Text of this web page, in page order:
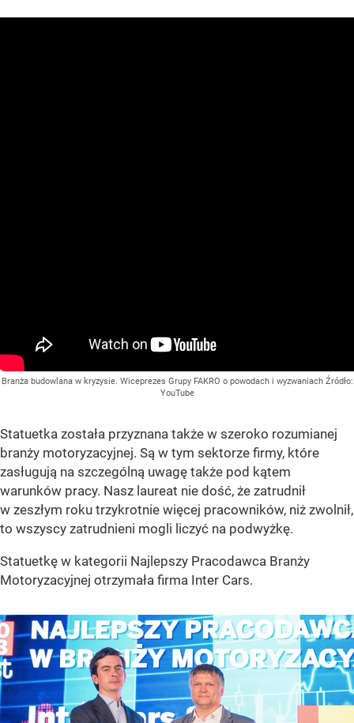
Branża budowlana w kryzysie. Wiceprezes Grupy FAKRO o powodach i wyzwaniach Źródło:
YouTube
Statuetka została przyznana także w szeroko rozumianej
branży motoryzacyjnej. Są w tym sektorze firmy, które
zasługują na szczególną uwagę także pod kątem
warunków pracy. Nasz laureat nie dość, że zatrudnił
w zeszłym roku trzykrotnie więcej pracowników, niż zwolnił,
to wszyscy zatrudnieni mogli liczyć na podwyżkę.
Statuetkę w kategorii Najlepszy Pracodawca Branży
Motoryzacyjnej otrzymała firma Inter Cars.